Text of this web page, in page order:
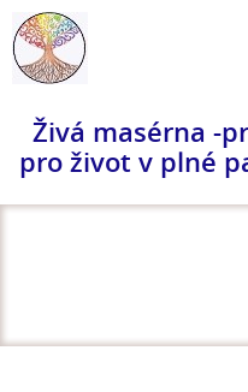
Živá masérna -
pro život v plné